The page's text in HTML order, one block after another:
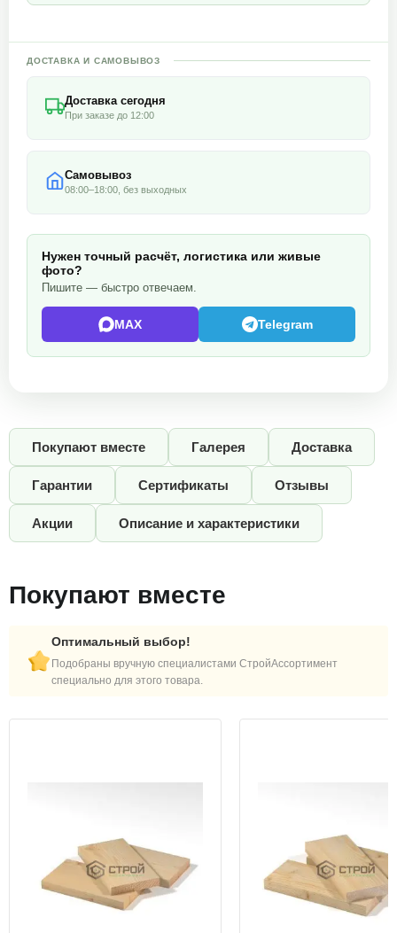
ДОСТАВКА И САМОВЫВОЗ
Доставка сегодня
При заказе до 12:00
Самовывоз
08:00–18:00, без выходных
Нужен точный расчёт, логистика или живые
фото?
Пишите — быстро отвечаем.
MAX Telegram
Покупают вместе Галерея Доставка
Гарантии Сертификаты Отзывы
Акции Описание и характеристики
Покупают вместе
Оптимальный выбор!
Подобраны вручную специалистами СтройАссортимент
специально для этого товара.